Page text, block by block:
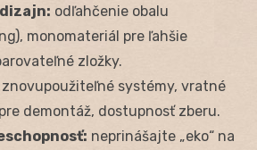
odľahčenie obalu
monomateriál pre ľahšie
zložky.
znovupoužiteľné systémy, vratné
demontáž, dostupnosť zberu.
neprinášajte „eko“ na